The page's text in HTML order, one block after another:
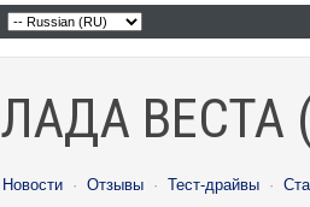
ЛАДА ВЕСТА
Новости · Отзывы · Тест-драйвы ·